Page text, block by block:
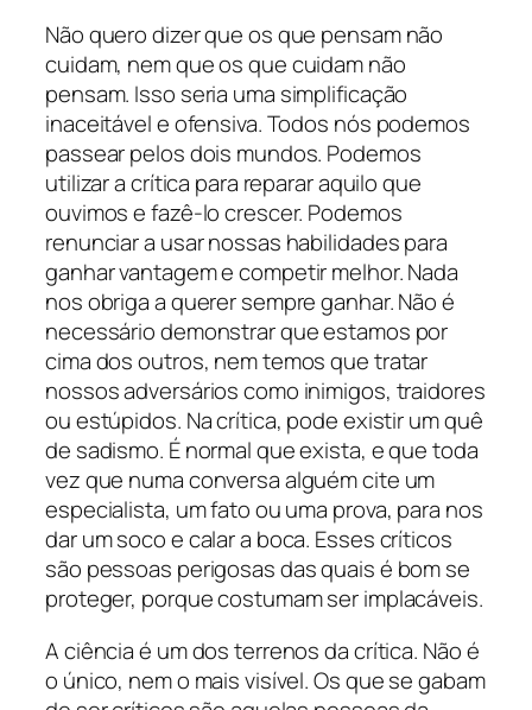
Não quero dizer que os que pensam não
cuidam, nem que os que cuidam não
pensam. Isso seria uma simplificação
inaceitável e ofensiva. Todos nós podemos
passear pelos dois mundos. Podemos
utilizar a crítica para reparar aquilo que
ouvimos e fazê-lo crescer. Podemos
renunciar a usar nossas habilidades para
ganhar vantagem e competir melhor. Nada
nos obriga a querer sempre ganhar. Não é
necessário demonstrar que estamos por
cima dos outros, nem temos que tratar
nossos adversários como inimigos, traidores
ou estúpidos. Na crítica, pode existir um quê
de sadismo. É normal que exista, e que toda
vez que numa conversa alguém cite um
especialista, um fato ou uma prova, para nos
dar um soco e calar a boca. Esses críticos
são pessoas perigosas das quais é bom se
proteger, porque costumam ser implacáveis.
A ciência é um dos terrenos da crítica. Não é
o único, nem o mais visível. Os que se gabam